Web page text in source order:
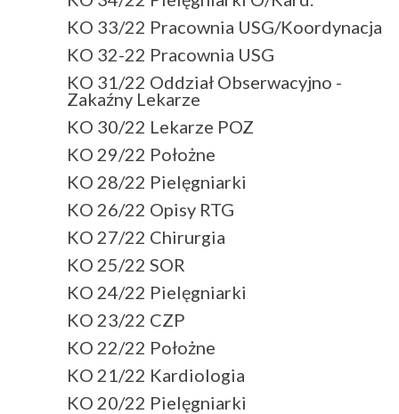
KO 33/22 Pracownia USG/Koordynacja
KO 32-22 Pracownia USG
KO 31/22 Oddział Obserwacyjno -
Zakaźny Lekarze
KO 30/22 Lekarze POZ
KO 29/22 Położne
KO 28/22 Pielęgniarki
KO 26/22 Opisy RTG
KO 27/22 Chirurgia
KO 25/22 SOR
KO 24/22 Pielęgniarki
KO 23/22 CZP
KO 22/22 Położne
KO 21/22 Kardiologia
KO 20/22 Pielęgniarki